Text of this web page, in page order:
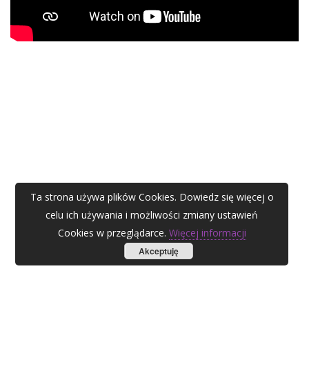
Ta strona używa plików Cookies. Dowiedz się więcej o
celu ich używania i możliwości zmiany ustawień
Cookies w przeglądarce. Więcej informacji
Akceptuję